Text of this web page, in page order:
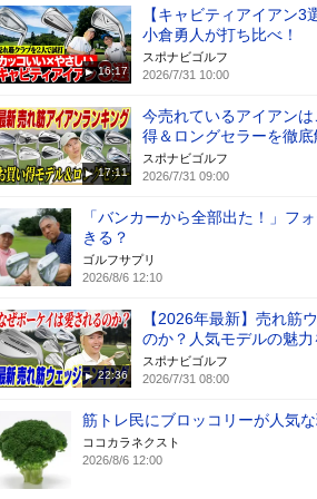
16:17
【キャビティアイアン
小倉勇人が打ち比べ！
スポナビゴルフ
2026/7/31 10:00
17:11
今売れているアイアン
得＆ロングセラーを徹底
スポナビゴルフ
2026/7/31 09:00
「バンカーから全部出た！」フ
きる？
ゴルフサプリ
2026/8/6 12:10
22:36
【2026年最新】売れ筋
のか？人気モデルの魅力
スポナビゴルフ
2026/7/31 08:00
筋トレ民にブロッコリーが人気
ココカラネクスト
2026/8/6 12:00